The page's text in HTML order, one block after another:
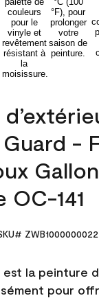
-
OC-141
est la peinture
pour